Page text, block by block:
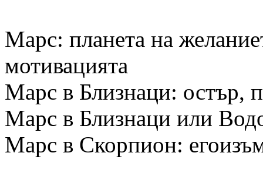
Марс: планета на
мотивацията
Марс в Близнаци: остър,
Марс в Близнаци или
Марс в Скорпион: